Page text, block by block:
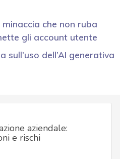
minaccia che non ruba
gli account utente
sull’uso dell’AI generativa
aziendale:
e rischi